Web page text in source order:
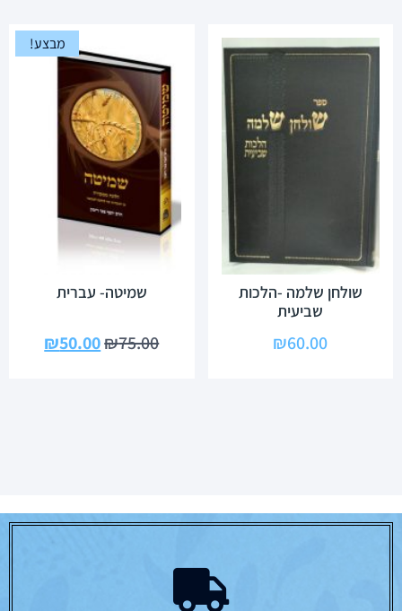
שולחן שלמה -הלכות
שביעית
₪60.00
מבצע!
שמיטה- עברית
₪75.00
₪50.00